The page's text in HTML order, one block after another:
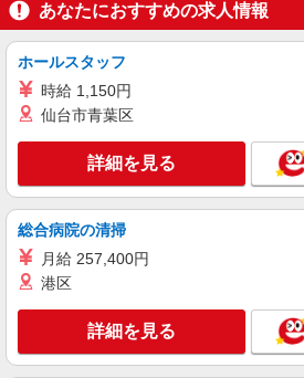
あなたにおすすめの求人情報
ホールスタッフ
時給 1,150円
仙台市青葉区
詳細を見る
総合病院の清掃
月給 257,400円
港区
詳細を見る